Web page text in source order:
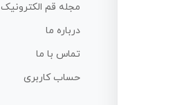
مجله قم الکترونیک
درباره ما
تماس با ما
حساب کاربری